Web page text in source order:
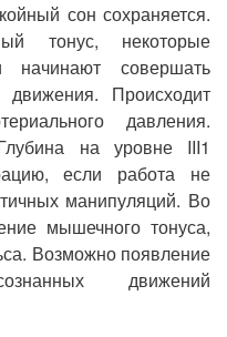
сон сохраняется.
тонус, некоторые
начинают совершать
движения. Происходит
давления.
на уровне III1
если работа не
манипуляций. Во
мышечного тонуса,
Возможно появление
движений